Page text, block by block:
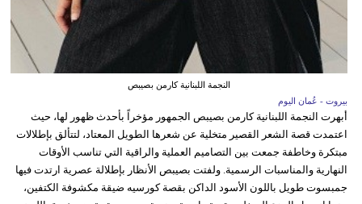
النجمة اللبنانية كارمن بصيبص
بيروت - عُمان اليوم
أبهرت النجمة اللبنانية كارمن بصيبص الجمهور مؤخراً بأحدث ظهور لها، حيث
اعتمدت قصة الشعر القصير متخلية عن شعرها الطويل المعتاد، لتتألق بإطلالات
مبتكرة وخاطفة جمعت بين التصاميم العملية والراقية التي تناسب الأوقات
النهارية والمناسبات الرسمية. ولفتت بصيبص الأنظار بإطلالة عصرية ارتدت فيها
جمبسوت طويل باللون الأسود الداكن بقصة كورسيه ضيقة مكشوفة الكتفين،